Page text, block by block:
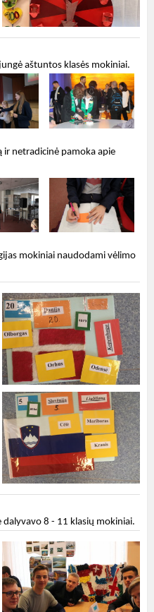
aštuntos klasės mokiniai.
ir netradicinė pamoka apie
mokiniai naudodami vėlimo
8 - 11 klasių mokiniai.